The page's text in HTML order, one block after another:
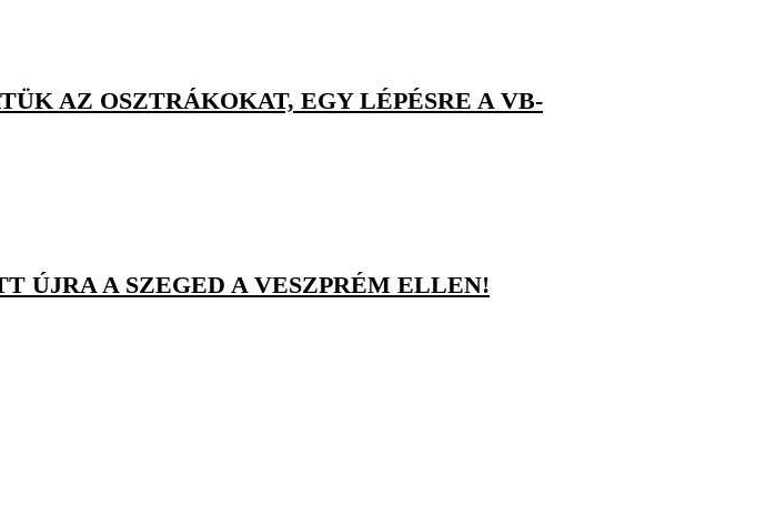
AZ OSZTRÁKOKAT, EGY LÉPÉSRE A VB-
ÚJRA A SZEGED A VESZPRÉM ELLEN!